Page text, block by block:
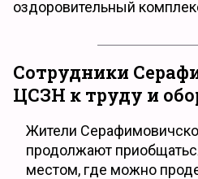
оздоровительный
Сотрудники
ЦСЗН к труду и
Жители
продолжают
местом, где можно